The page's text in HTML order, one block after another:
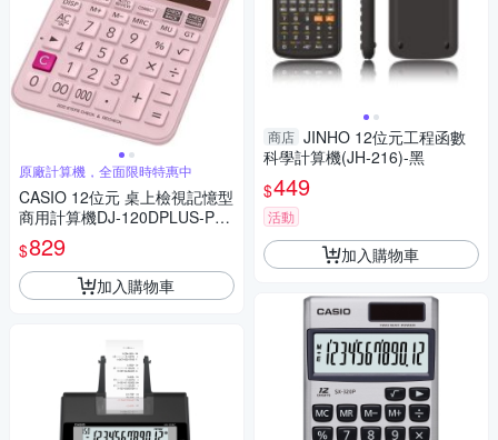
原廠計算機，全面限時特惠中
CASIO 12位元 桌上檢視記憶型
商用計算機DJ-120DPLUS-PK
(粉色)
$829
加入購物車
商店 JINHO 12位元工程函數
科學計算機(JH-216)-黑
$449
活動
加入購物車